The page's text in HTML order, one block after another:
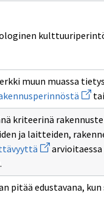
muun muassa
Avaa
uuden
kriteerinä
ja laitteiden,
Avaa
uuden
sivulle
merkittävyyttä
pitää edustavana,